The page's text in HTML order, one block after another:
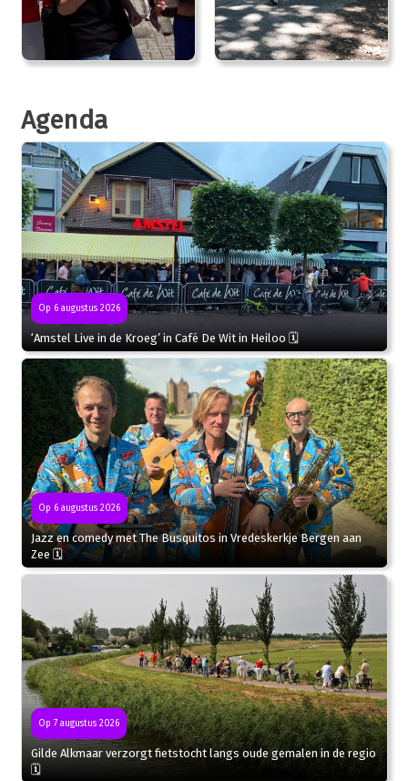
Agenda
Op 6 augustus 2026
‘Amstel Live in de Kroeg’ in Café De Wit in Heiloo 🗓
Op 6 augustus 2026
Jazz en comedy met The Busquitos in Vredeskerkje Bergen aan
Zee 🗓
Op 7 augustus 2026
Gilde Alkmaar verzorgt fietstocht langs oude gemalen in de regio
🗓